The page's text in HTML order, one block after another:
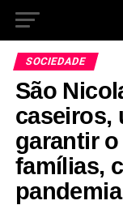
SOCIEDADE
São
caseiros,
garantir
famílias,